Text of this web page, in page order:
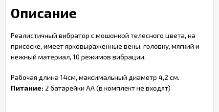
Описание
Реалистичный вибратор с мошонкой телесного цвета, на
присоске, имеет ярковыраженные вены, головку, мягкий и
нежный материал, 10 режимов вибрации.
Рабочая длина 14см, максимальный диаметр 4,2 см.
Питание: 2 батарейки АА (в комплект не входят)